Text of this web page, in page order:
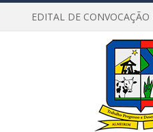
EDITAL DE